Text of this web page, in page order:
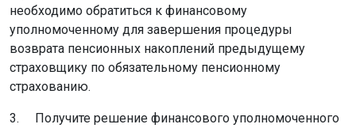
необходимо обратиться к финансовому
уполномоченному для завершения процедуры
возврата пенсионных накоплений предыдущему
страховщику по обязательному пенсионному
страхованию.
3. Получите решение финансового уполномоченного